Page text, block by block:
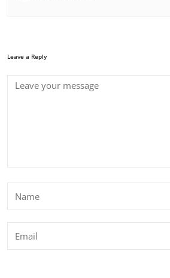
Leave a Reply